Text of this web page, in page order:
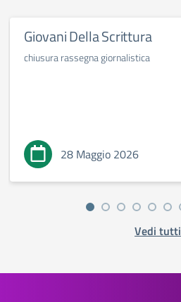
Giovani Della Scrittura
chiusura rassegna giornalistica
28 Maggio 2026
Vedi tutti